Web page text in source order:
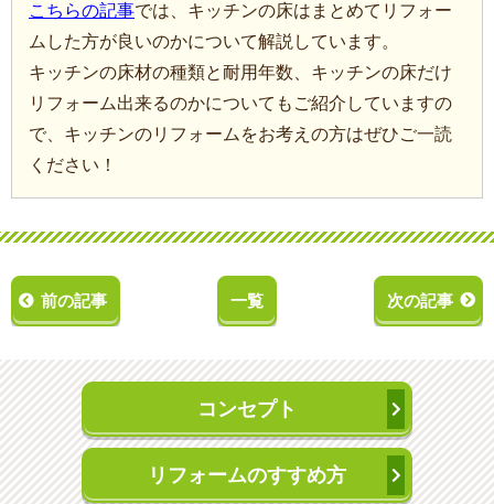
こちらの記事では、キッチンの床はまとめてリフォー
ムした方が良いのかについて解説しています。
キッチンの床材の種類と耐用年数、キッチンの床だけ
リフォーム出来るのかについてもご紹介していますの
で、キッチンのリフォームをお考えの方はぜひご一読
ください！
前の記事 一覧 次の記事
コンセプト
リフォームのすすめ方